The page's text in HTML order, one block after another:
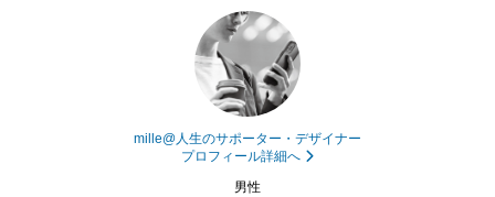
mille@人生のサポーター・デザイナー
プロフィール詳細へ
男性